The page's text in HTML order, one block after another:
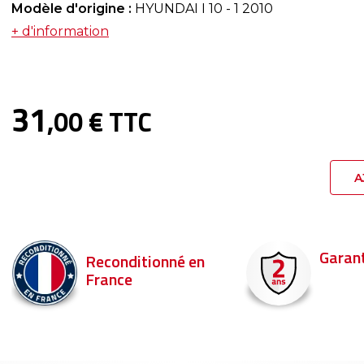
Modèle d'origine : HYUNDAI I 10 - 1 2010
+ d'information
31,00 € TTC
Garantie 2 ans Livraison en
Commandez
pour être livré